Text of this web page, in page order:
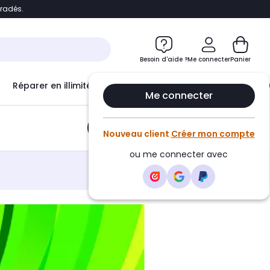
Accéder directement au chatbot
Besoin d'aide ?Me connecter
Me connecter
Nouveau client Créer mon compte
ou me connecter avec
Panier
Réparer en illimité avec Le Club Infinity
Ajouter au panier